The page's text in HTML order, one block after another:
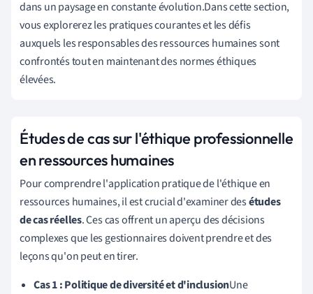
dans un paysage en constante évolution.Dans cette section,
vous explorerez les pratiques courantes et les défis
auxquels les responsables des ressources humaines sont
confrontés tout en maintenant des normes éthiques
élevées.
Études de cas sur l'éthique professionnelle
en ressources humaines
Pour comprendre l'application pratique de l'éthique en
ressources humaines, il est crucial d'examiner desétudes
de cas réelles. Ces cas offrent un aperçu des décisions
complexes que les gestionnaires doivent prendre et des
leçons qu'on peut en tirer.
Cas 1 : Politique de diversité et d'inclusionUne